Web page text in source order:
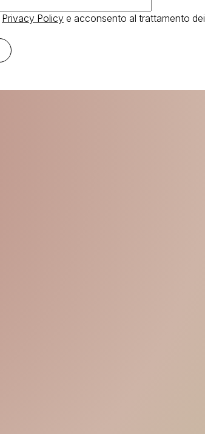
Privacy Policy e acconsento al trattamento dei